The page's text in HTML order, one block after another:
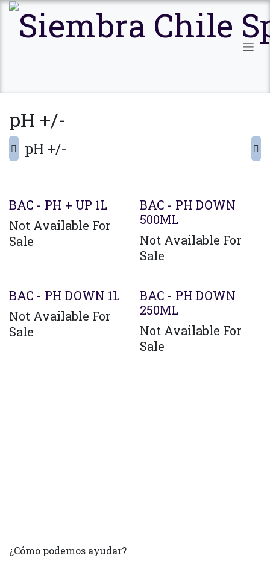
Ir al contenido
pH +/-
pH +/-
BAC - PH + UP 1L
Not Available For
Sale
BAC - PH DOWN
500ML
Not Available For
Sale
BAC - PH DOWN 1L
Not Available For
Sale
BAC - PH DOWN
250ML
Not Available For
Sale
¿Cómo podemos ayudar?